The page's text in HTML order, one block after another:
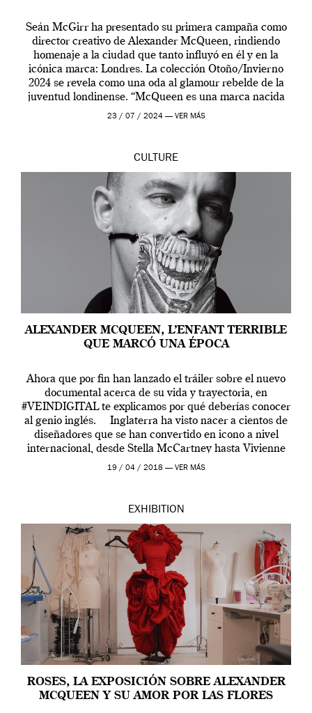
Seán McGirr ha presentado su primera campaña como
director creativo de Alexander McQueen, rindiendo
homenaje a la ciudad que tanto influyó en él y en la
icónica marca: Londres. La colección Otoño/Invierno
2024 se revela como una oda al glamour rebelde de la
juventud londinense. “McQueen es una marca nacida
en Londres y siempre ha […]
23 / 07 / 2024 — VER MÁS
CULTURE
ALEXANDER MCQUEEN, L’ENFANT TERRIBLE
QUE MARCÓ UNA ÉPOCA
Ahora que por fin han lanzado el tráiler sobre el nuevo
documental acerca de su vida y trayectoria, en
#VEINDIGITAL te explicamos por qué deberías conocer
al genio inglés. Inglaterra ha visto nacer a cientos de
diseñadores que se han convertido en icono a nivel
internacional, desde Stella McCartney hasta Vivienne
Westwood pasando […]
19 / 04 / 2018 — VER MÁS
EXHIBITION
ROSES, LA EXPOSICIÓN SOBRE ALEXANDER
MCQUEEN Y SU AMOR POR LAS FLORES